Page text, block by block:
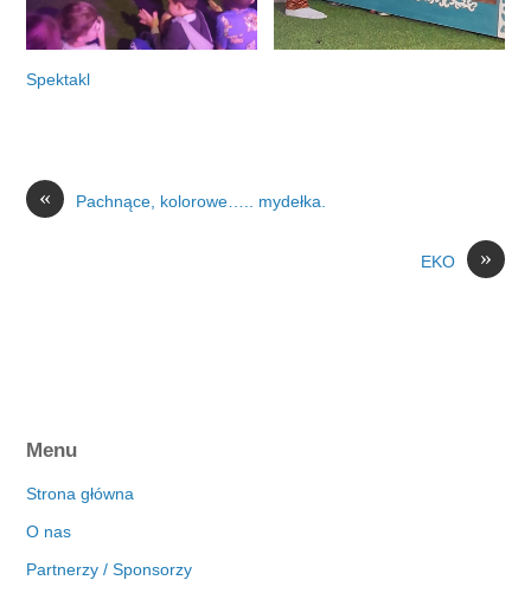
Spektakl
« Pachnące, kolorowe….. mydełka.
»
EKO
Menu
Strona główna
O nas
Partnerzy / Sponsorzy